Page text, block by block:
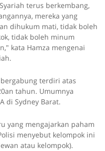
terus berkembang,
mereka yang
dihukum mati, tidak boleh
tidak boleh minum
kata Hamza mengenai
terdiri atas
tahun. Umumnya
di Sydney Barat.
yang mengajarkan paham
menyebut kelompok ini
atau kelompok).